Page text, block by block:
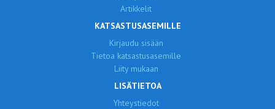
Artikkelit
KATSASTUSASEMILLE
Kirjaudu sisään
Tietoa katsastusasemille
Liity mukaan
LISÄTIETOA
Yhteystiedot